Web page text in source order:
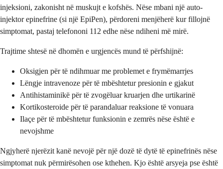
injeksioni, zakonisht në muskujt e kofshës. Nëse mbani një auto-
injektor epinefrine (si një EpiPen), përdoreni menjëherë kur fillojnë
simptomat, pastaj telefononi 112 edhe nëse ndiheni më mirë.
Trajtime shtesë në dhomën e urgjencës mund të përfshijnë:
Oksigjen për të ndihmuar me problemet e frymëmarrjes
Lëngje intravenoze për të mbështetur presionin e gjakut
Antihistaminikë për të zvogëluar kruarjen dhe urtikarinë
Kortikosteroide për të parandaluar reaksione të vonuara
Ilaçe për të mbështetur funksionin e zemrës nëse është e
nevojshme
Ngjyherë njerëzit kanë nevojë për një dozë të dytë të epinefrinës nëse
simptomat nuk përmirësohen ose kthehen. Kjo është arsyeja pse është